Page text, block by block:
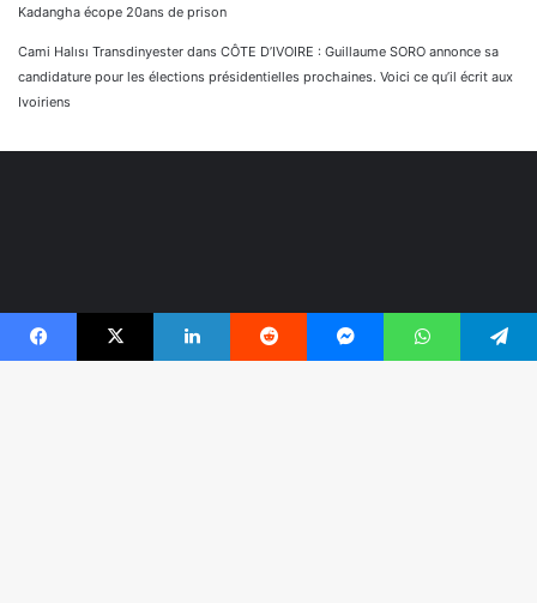
Kadangha écope 20ans de prison
Cami Halısı Transdinyester dans CÔTE D’IVOIRE : Guillaume SORO annonce sa
candidature pour les élections présidentielles prochaines. Voici ce qu’il écrit aux
Ivoiriens
Facebook X Linkedin Reddit Messenger WhatsApp Telegram